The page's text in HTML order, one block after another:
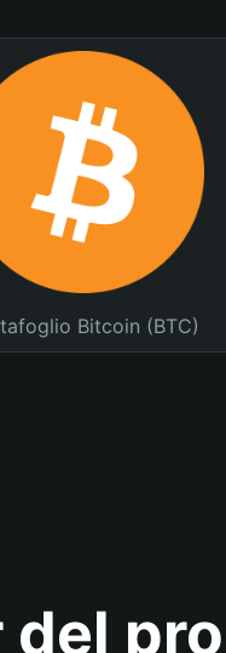
Bitcoin (BTC)
del